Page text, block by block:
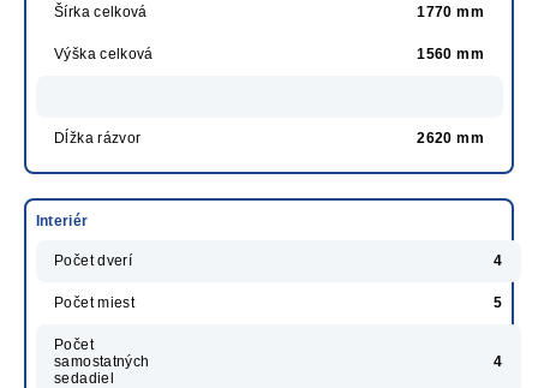
Šírka celková 1770 mm
Výška celková 1560 mm
Dĺžka rázvor 2620 mm
Interiér
Počet dverí 4
Počet miest 5
Počet
samostatných
sedadiel
4